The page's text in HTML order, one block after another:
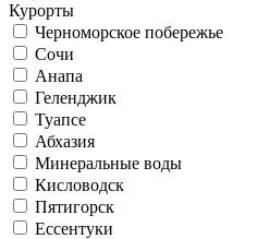
Курорты
Черноморское побережье
Сочи
Анапа
Геленджик
Туапсе
Абхазия
Минеральные воды
Кисловодск
Пятигорск
Ессентуки